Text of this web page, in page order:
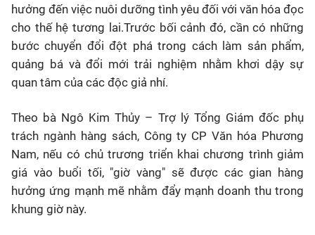
hưởng đến việc nuôi dưỡng tình yêu đối với văn hóa đọc
cho thế hệ tương lai.Trước bối cảnh đó, cần có những
bước chuyển đổi đột phá trong cách làm sản phẩm,
quảng bá và đổi mới trải nghiệm nhằm khơi dậy sự
quan tâm của các độc giả nhí.
Theo bà Ngô Kim Thủy – Trợ lý Tổng Giám đốc phụ
trách ngành hàng sách, Công ty CP Văn hóa Phương
Nam, nếu có chủ trương triển khai chương trình giảm
giá vào buổi tối, "giờ vàng" sẽ được các gian hàng
hưởng ứng mạnh mẽ nhằm đẩy mạnh doanh thu trong
khung giờ này.